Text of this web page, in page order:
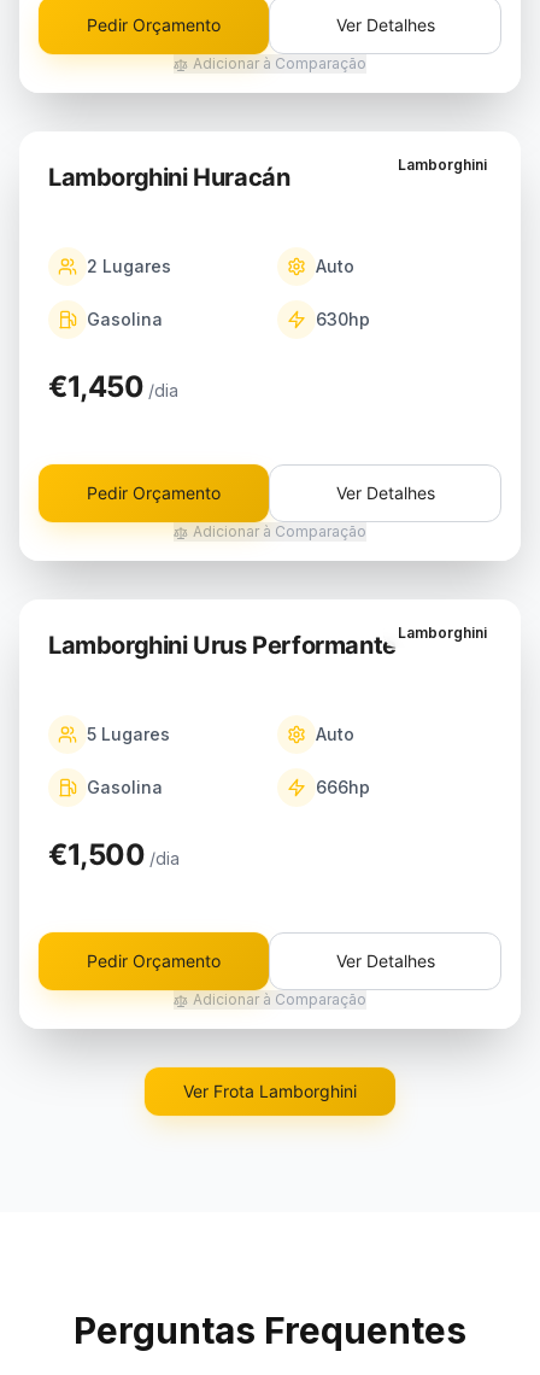
Pedir Orçamento Ver Detalhes
Adicionar à Comparação
Lamborghini
Lamborghini Huracán
2 Lugares Auto
Gasolina 630hp
€1,450 /dia
Pedir Orçamento Ver Detalhes
Adicionar à Comparação
Lamborghini
Lamborghini Urus Performante
5 Lugares Auto
Gasolina 666hp
€1,500 /dia
Pedir Orçamento Ver Detalhes
Adicionar à Comparação
Ver Frota Lamborghini
Perguntas Frequentes